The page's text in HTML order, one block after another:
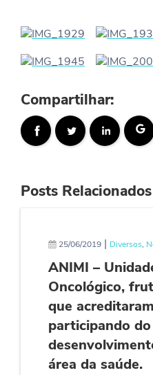
Compartilhar:
Posts Relacionados
25/06/2019 | Diversos,
ANIMI –
Oncológico,
que
participando do
área da saúde.